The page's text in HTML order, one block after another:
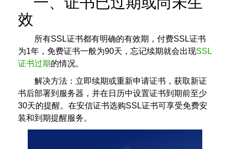
效
所有SSL证书都有明确的有效期，付费SSL证书
为1年，免费证书一般为90天，忘记续期就会出现SSL
证书过期的情况。
解决方法：立即续期或重新申请证书，获取新证
书后部署到服务器，并在日历中设置证书到期前至少
30天的提醒。在安信证书选购SSL证书可享受免费安
装和到期提醒服务。